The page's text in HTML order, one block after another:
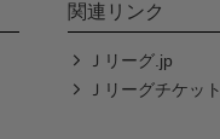
関連リンク
Ｊリーグ.jp
Ｊリーグチケット